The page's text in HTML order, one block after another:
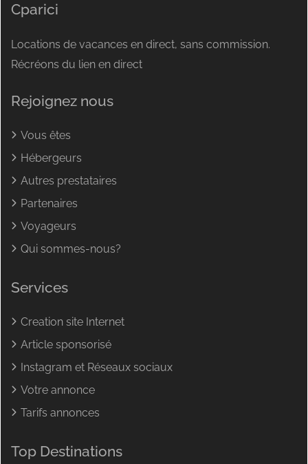
Cparici
Locations de vacances en direct, sans commission.
Récréons du lien en direct
Rejoignez nous
Vous êtes
Hébergeurs
Autres prestataires
Partenaires
Voyageurs
Qui sommes-nous?
Services
Creation site Internet
Article sponsorisé
Instagram et Réseaux sociaux
Votre annonce
Tarifs annonces
Top Destinations